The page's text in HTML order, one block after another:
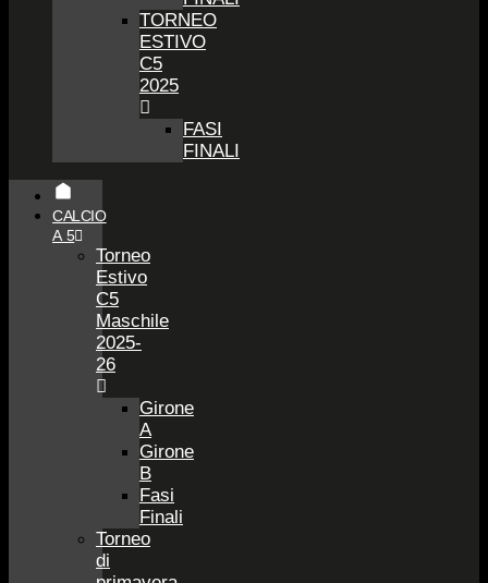
TORNEO
ESTIVO
C5
2025
FASI
FINALI
CALCIO
A 5
Torneo
Estivo
C5
Maschile
2025-
26
Girone
A
Girone
B
Fasi
Finali
Torneo
di